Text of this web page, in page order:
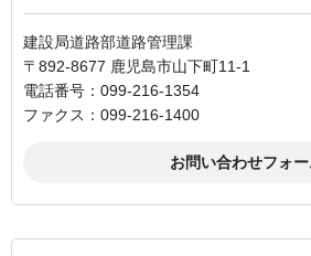
建設局道路部道路管理課
〒892-8677 鹿児島市山下町11-1
電話番号：099-216-1354
ファクス：099-216-1400